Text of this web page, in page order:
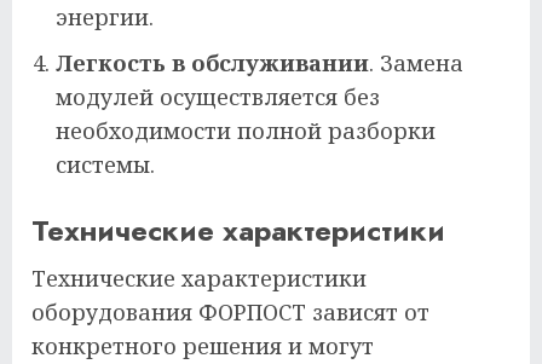
энергии.
Легкость в обслуживании. Замена
модулей осуществляется без
необходимости полной разборки
системы.
Технические характеристики
Технические характеристики
оборудования ФОРПОСТ зависят от
конкретного решения и могут